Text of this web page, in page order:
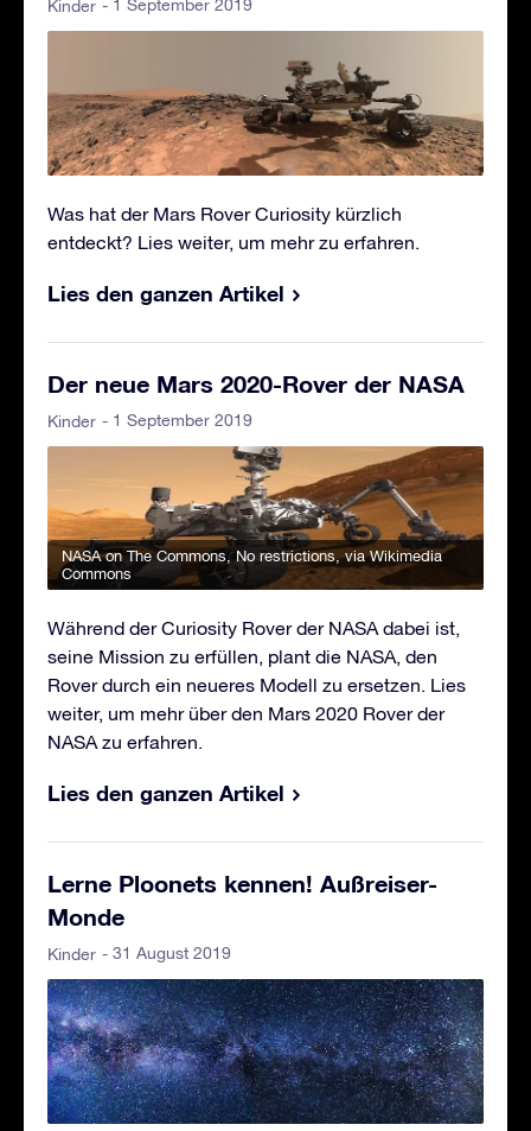
Kinder - 1 September 2019
Was hat der Mars Rover Curiosity kürzlich
entdeckt? Lies weiter, um mehr zu erfahren.
Lies den ganzen Artikel
Der neue Mars 2020-Rover der NASA
Kinder - 1 September 2019
NASA on The Commons, No restrictions, via Wikimedia
Commons
Während der Curiosity Rover der NASA dabei ist,
seine Mission zu erfüllen, plant die NASA, den
Rover durch ein neueres Modell zu ersetzen. Lies
weiter, um mehr über den Mars 2020 Rover der
NASA zu erfahren.
Lies den ganzen Artikel
Lerne Ploonets kennen! Außreiser-
Monde
Kinder - 31 August 2019